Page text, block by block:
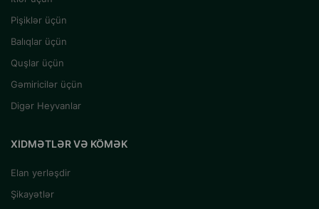
Pişiklər üçün
Balıqlar üçün
Quşlar üçün
Gəmiricilər üçün
Digər Heyvanlar
XIDMƏTLƏR VƏ KÖMƏK
Elan yerləşdir
Şikayətlər